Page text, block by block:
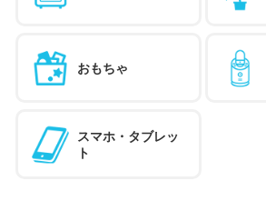
おもちゃ
スマホ・タブレッ
ト